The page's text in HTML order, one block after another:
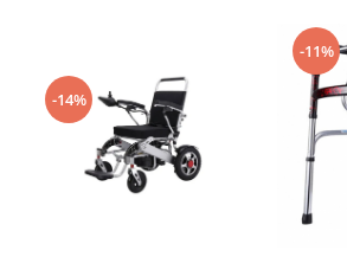
-14%
-11%